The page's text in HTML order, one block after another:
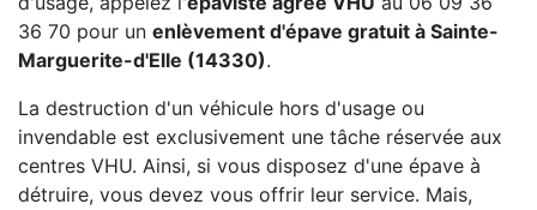
36 70 pour un enlèvement d'épave gratuit à Sainte-
Marguerite-d'Elle (14330).
La destruction d'un véhicule hors d'usage ou
invendable est exclusivement une tâche réservée aux
centres VHU. Ainsi, si vous disposez d'une épave à
détruire, vous devez vous offrir leur service. Mais,